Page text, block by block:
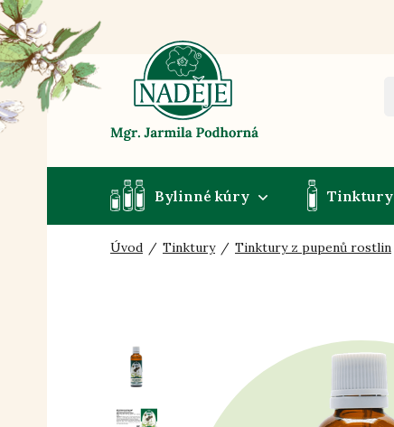
Bylinné kúry Tinktury
Úvod Tinktury Tinktury z pupenů rostlin